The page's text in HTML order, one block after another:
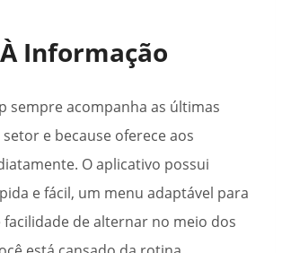
Informação
sempre acompanha as últimas
e because oferece aos
O aplicativo possui
e fácil, um menu adaptável para
facilidade de alternar no meio dos